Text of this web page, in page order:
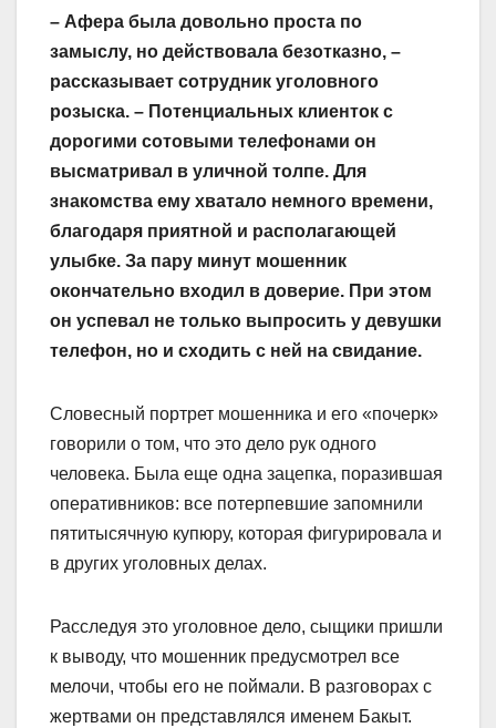
– Афера была довольно проста по
замыслу, но дейст­вовала безотказно, –
рассказывает сотрудник уголовного
розыска. – Потенциальных клиенток с
дорогими сотовыми телефонами он
высматривал в уличной толпе. Для
знакомства ему хватало немного времени,
благодаря приятной и располагающей
улыбке. За пару минут мошенник
окончательно входил в доверие. При этом
он успевал не только выпросить у девушки
телефон, но и сходить с ней на свидание.
Словесный портрет мошенника и его «почерк»
говорили о том, что это дело рук одного
человека. Была еще одна зацепка, поразившая
оперативников: все потерпевшие запомнили
пятитысячную купюру, которая фигурировала и
в других уголовных делах.
Расследуя это уголовное дело, сыщики пришли
к выводу, что мошенник предусмотрел все
мелочи, чтобы его не поймали. В разговорах с
жертвами он представлялся именем Бакыт.